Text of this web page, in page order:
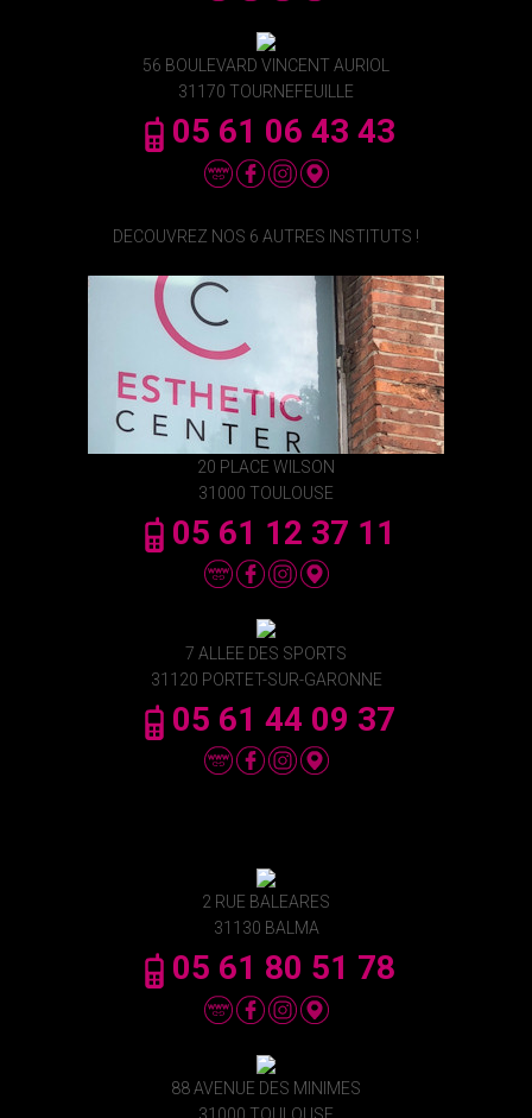
56 BOULEVARD VINCENT AURIOL
31170 TOURNEFEUILLE
05 61 06 43 43
DECOUVREZ NOS 6 AUTRES INSTITUTS !
20 PLACE WILSON
31000 TOULOUSE
05 61 12 37 11
7 ALLEE DES SPORTS
31120 PORTET-SUR-GARONNE
05 61 44 09 37
2 RUE BALEARES
31130 BALMA
05 61 80 51 78
88 AVENUE DES MINIMES